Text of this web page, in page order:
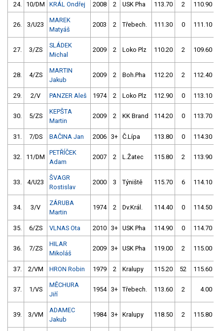
24. 10/DM KRÁL Ondřej 2008 2 USK Pha 113.70 2 110.90
26. 3/U23
MAREK
Matyáš
2003 2 Třebech. 111.30 0 111.10
27. 3/ZS
SLÁDEK
Michal
2009 2 Loko Plz 110.20 2 109.60
28. 4/ZS
MARTIN
Jakub
2009 2 Boh.Pha 112.20 2 112.40
29. 2/V PANZER Aleš 1974 2 Loko Plz 112.90 0 113.10
30. 5/ZS
KEPŠTA
Martin
2009 2 KK Brand 114.20 0 113.70
31. 7/DS BAČINA Jan 2006 3+ Č.Lípa 113.80 0 114.30
32. 11/DM
PETŘÍČEK
Adam
2007 2 L.Žatec 115.80 2 113.90
33. 4/U23
ŠVAGR
Rostislav
2000 3 Týniště 115.70 6 114.10
34. 3/V
ZÁRUBA
Martin
1974 2 Dv.Král. 114.40 0 114.50
35. 6/ZS VLNAS Ota 2010 3+ USK Pha 114.90 0 114.70
36. 7/ZS
HILAR
Mikoláš
2009 3+ USK Pha 119.00 2 115.00
37. 2/VM HRON Robin 1979 2 Kralupy 115.20 52 115.60
37. 1/VS
MĚCHURA
Jiří
1954 3+ Třebech. 113.60 2 4.00
39. 3/VM
ADAMEC
Jakub
1984 3+ Kralupy 118.50 2 115.80